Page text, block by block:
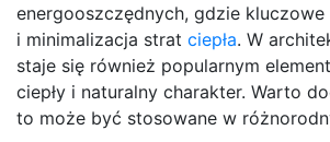
energooszczędnych, gdzie
i minimalizacja strat ciepła. W
staje się również popularnym
ciepły i naturalny charakter. Warto
to może być stosowane w